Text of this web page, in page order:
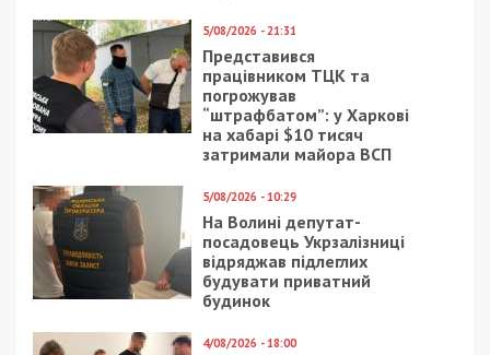
5/08/2026 - 21:31
Представився
працівником ТЦК та
погрожував
“штрафбатом”: у Харкові
на хабарі $10 тисяч
затримали майора ВСП
5/08/2026 - 10:29
На Волині депутат-
посадовець Укрзалізниці
відряджав підлеглих
будувати приватний
будинок
4/08/2026 - 18:00